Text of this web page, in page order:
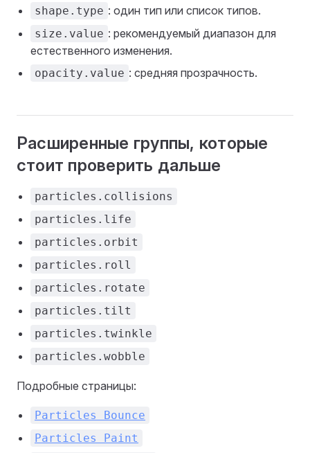
shape.type : один тип или список типов.
size.value : рекомендуемый диапазон для
естественного изменения.
opacity.value : средняя прозрачность.
Расширенные группы, которые
стоит проверить дальше
particles.collisions
particles.life
particles.orbit
particles.roll
particles.rotate
particles.tilt
particles.twinkle
particles.wobble
Подробные страницы:
Particles Bounce
Particles Paint